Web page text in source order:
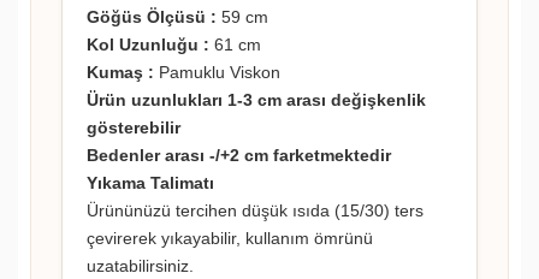
Göğüs Ölçüsü : 59 cm
Kol Uzunluğu : 61 cm
Kumaş : Pamuklu Viskon
Ürün uzunlukları 1-3 cm arası değişkenlik
gösterebilir
Bedenler arası -/+2 cm farketmektedir
Yıkama Talimatı
Ürününüzü tercihen düşük ısıda (15/30) ters
çevirerek yıkayabilir, kullanım ömrünü
uzatabilirsiniz.